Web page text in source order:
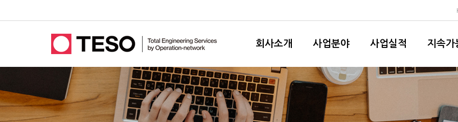
회사소개 사업분야 사업실적 지속가